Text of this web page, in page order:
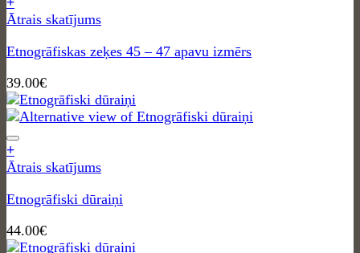
Ātrais skatījums
Etnogrāfiskas zeķes 45 – 47 apavu izmērs
39.00€
+
Ātrais skatījums
Etnogrāfiski dūraiņi
44.00€